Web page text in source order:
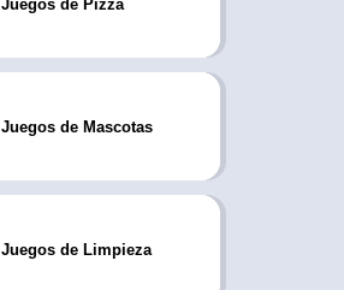
Juegos de Pizza
Juegos de Mascotas
Juegos de Limpieza